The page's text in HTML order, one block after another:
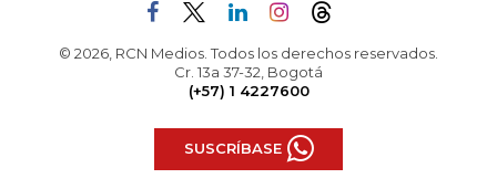
© 2026, RCN Medios. Todos los derechos reservados.
Cr. 13a 37-32, Bogotá
(+57) 1 4227600
SUSCRÍBASE